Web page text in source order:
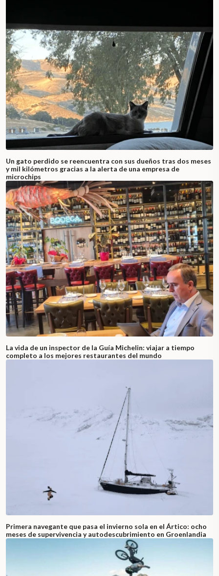
Un gato perdido se reencuentra con sus dueños tras dos meses
y mil kilómetros gracias a la alerta de una empresa de
microchips
La vida de un inspector de la Guía Michelin: viajar a tiempo
completo a los mejores restaurantes del mundo
Primera navegante que pasa el invierno sola en el Ártico: ocho
meses de supervivencia y autodescubrimiento en Groenlandia